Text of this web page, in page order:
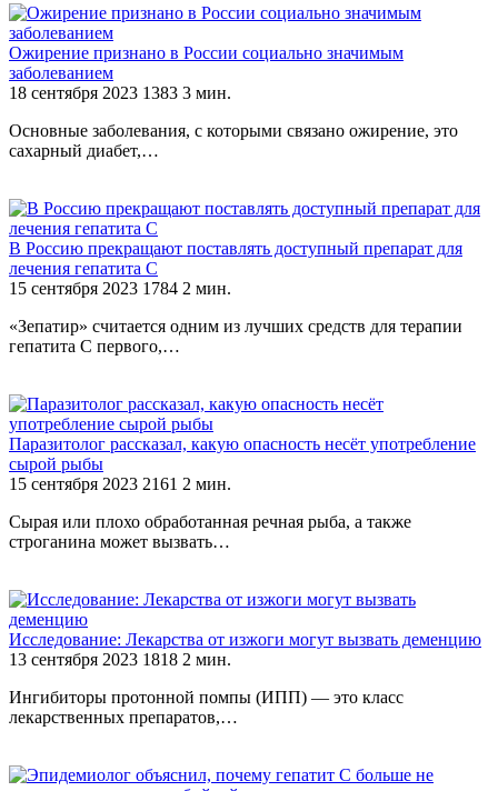
Ожирение признано в России социально значимым
заболеванием
18 сентября 2023 1383 3 мин.
Основные заболевания, с которыми связано ожирение, это
сахарный диабет,…
В Россию прекращают поставлять доступный препарат для
лечения гепатита С
15 сентября 2023 1784 2 мин.
«Зепатир» считается одним из лучших средств для терапии
гепатита С первого,…
Паразитолог рассказал, какую опасность несёт употребление
сырой рыбы
15 сентября 2023 2161 2 мин.
Сырая или плохо обработанная речная рыба, а также
строганина может вызвать…
Исследование: Лекарства от изжоги могут вызвать деменцию
13 сентября 2023 1818 2 мин.
Ингибиторы протонной помпы (ИПП) — это класс
лекарственных препаратов,…